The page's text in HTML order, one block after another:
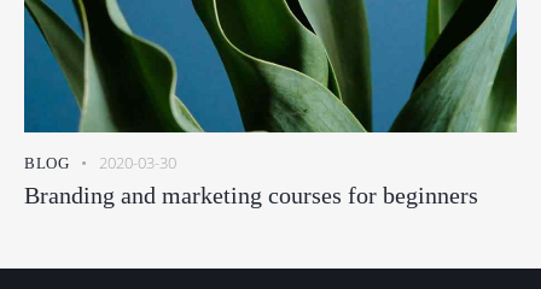
BLOG 2020-03-30
Branding and marketing courses for beginners